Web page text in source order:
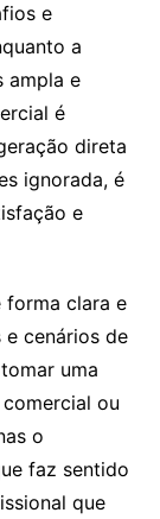
e
a
ampla e
é
direta
ignorada, é
e
forma clara e
e cenários de
uma
ou
o
faz sentido
que